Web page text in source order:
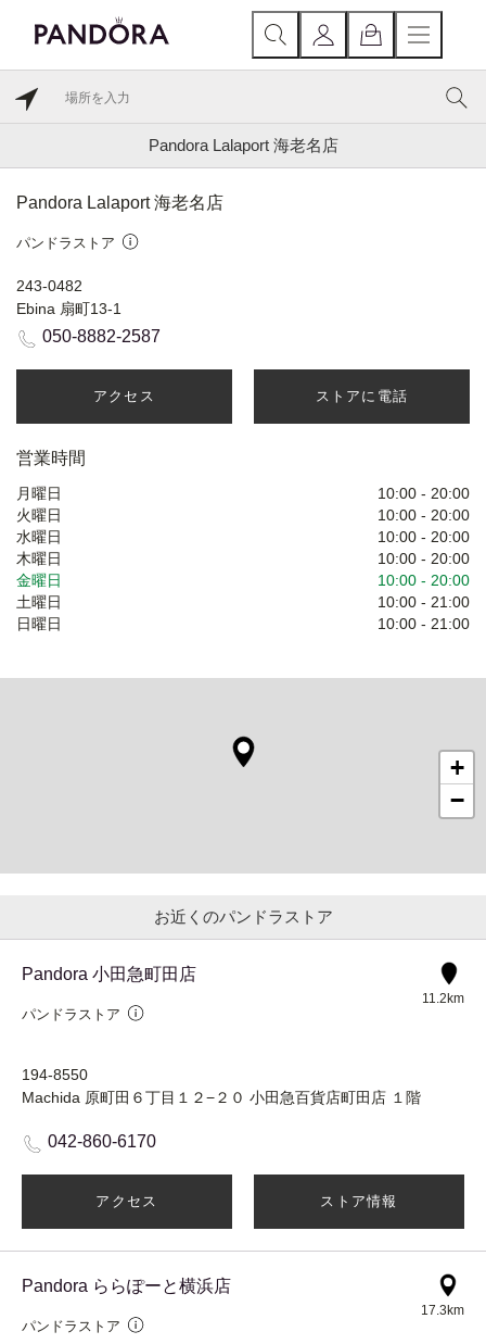
Pandora Lalaport 海老名店
Pandora Lalaport 海老名店
パンドラストア
243-0482
Ebina 扇町13-1
050-8882-2587
アクセス ストアに電話
営業時間
月曜日 10:00 - 20:00
火曜日
10:00 - 20:00
水曜日
10:00 - 20:00
木曜日
10:00 - 20:00
金曜日
10:00 - 20:00
土曜日
10:00 - 21:00
日曜日
10:00 - 21:00
+
−
お近くのパンドラストア
Pandora 小田急町田店
パンドラストア
11.2km
194-8550
Machida 原町田６丁目１２−２０ 小田急百貨店町田店 １階
042-860-6170
アクセス ストア情報
Pandora ららぽーと横浜店
パンドラストア
17.3km